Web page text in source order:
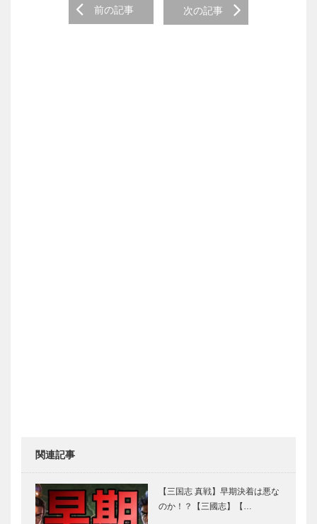
navigation
前の記事 次の記事
関連記事
【三国志 真戦】早期決着は悪な
のか！？【三國志】【…